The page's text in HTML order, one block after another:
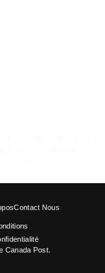
Contact Nous
Canada Post.